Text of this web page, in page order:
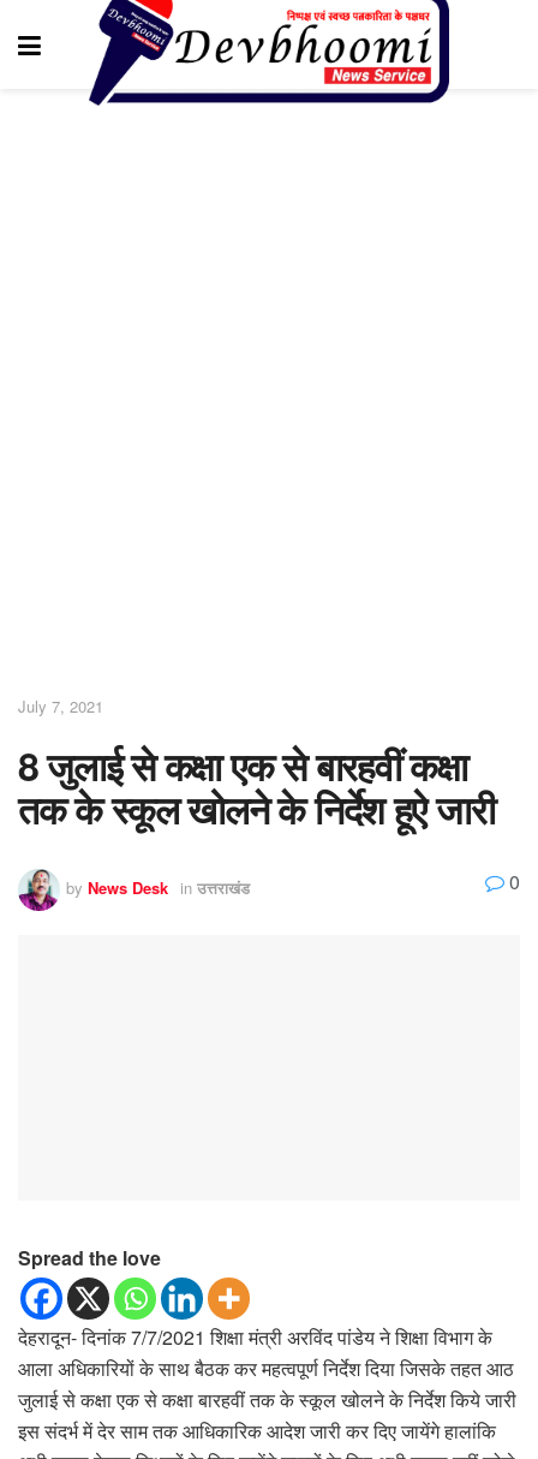
July 7, 2021
8 जुलाई से कक्षा एक से बारहवीं कक्षा
तक के स्कूल खोलने के निर्देश हूऐ जारी
by News Desk in उत्तराखंड 0
Spread the love
देहरादून- दिनांक 7/7/2021 शिक्षा मंत्री अरविंद पांडेय ने शिक्षा विभाग के
आला अधिकारियों के साथ बैठक कर महत्वपूर्ण निर्देश दिया जिसके तहत आठ
जुलाई से कक्षा एक से कक्षा बारहवीं तक के स्कूल खोलने के निर्देश किये जारी
इस संदर्भ में देर साम तक आधिकारिक आदेश जारी कर दिए जायेंगे हालांकि